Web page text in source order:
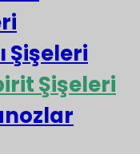
Şişeleri
Şişeleri